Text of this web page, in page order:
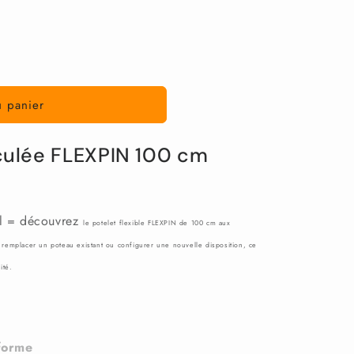
panier
FLEXPIN 100 cm
= découvrez le potelet flexible FLEXPIN de 100 cm aux
un poteau existant ou configurer une nouvelle disposition, ce